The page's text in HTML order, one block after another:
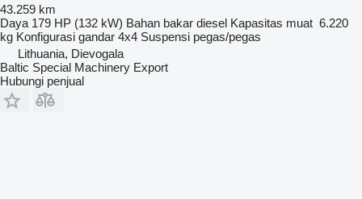
43.259 km
Daya 179 HP (132 kW) Bahan bakar diesel Kapasitas muat 6.220
kg Konfigurasi gandar 4x4 Suspensi pegas/pegas
Lithuania, Dievogala
Baltic Special Machinery Export
Hubungi penjual